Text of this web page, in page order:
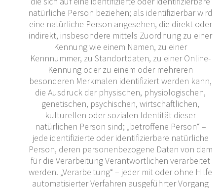
natürliche Person beziehen; als identifizierbar wird
eine natürliche Person angesehen, die direkt oder
indirekt, insbesondere mittels Zuordnung zu einer
Kennung wie einem Namen, zu einer
Kennnummer, zu Standortdaten, zu einer Online-
Kennung oder zu einem oder mehreren
besonderen Merkmalen identifiziert werden kann,
die Ausdruck der physischen, physiologischen,
genetischen, psychischen, wirtschaftlichen,
kulturellen oder sozialen Identität dieser
natürlichen Person sind; „betroffene Person“ –
jede identifizierte oder identifizierbare natürliche
Person, deren personenbezogene Daten von dem
für die Verarbeitung Verantwortlichen verarbeitet
werden. „Verarbeitung“ – jeder mit oder ohne Hilfe
automatisierter Verfahren ausgeführter Vorgang